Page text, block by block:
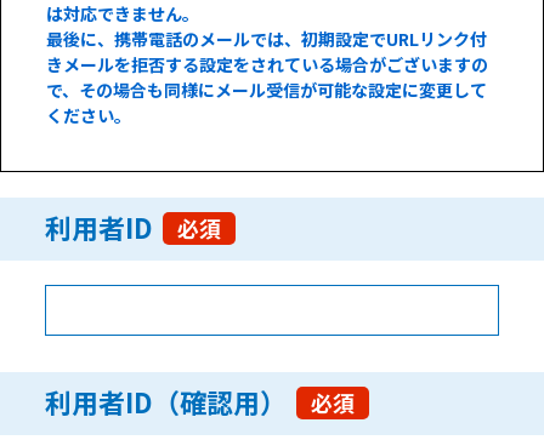
は対応できません。
最後に、携帯電話のメールでは、初期設定でURLリンク付
きメールを拒否する設定をされている場合がございますの
で、その場合も同様にメール受信が可能な設定に変更して
ください。
利用者ID 必須
利用者ID（確認用） 必須